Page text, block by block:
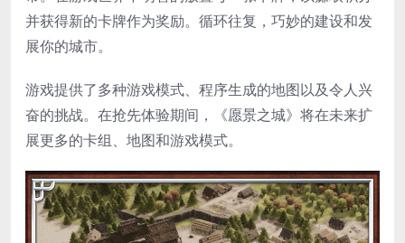
并获得新的卡牌作为奖励。循环往复，巧妙的建设和发
展你的城市。
游戏提供了多种游戏模式、程序生成的地图以及令人兴
奋的挑战。在抢先体验期间，《愿景之城》将在未来扩
展更多的卡组、地图和游戏模式。